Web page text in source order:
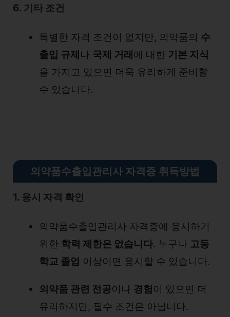
6. 기타 조건
특별한 자격 조건이 없지만, 의약품의 수
출입 규제 나 국제 거래 에 대한 기본 지식
을 가지고 있으면 더욱 유리하게 준비할
수 있습니다.
의약품수출입관리사 자격증 취득방법
1. 응시 자격 확인
의약품수출입관리사 자격증에 응시하기
위한 학력 제한은 없습니다. 누구나 고등
학교 졸업 이상이면 응시할 수 있습니다.
의약품 관련 전공이나 경험 이 있으면 더
유리하지만, 필수 조건은 아닙니다.